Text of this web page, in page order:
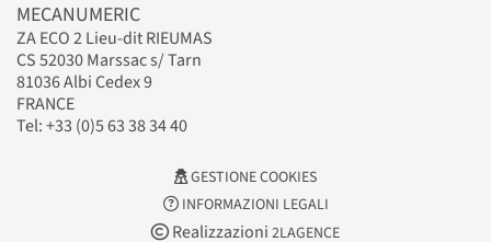
MECANUMERIC
ZA ECO 2 Lieu-dit RIEUMAS
CS 52030 Marssac s/ Tarn
81036 Albi Cedex 9
FRANCE
Tel: +33 (0)5 63 38 34 40
GESTIONE COOKIES
INFORMAZIONI LEGALI
Realizzazioni 2LAGENCE